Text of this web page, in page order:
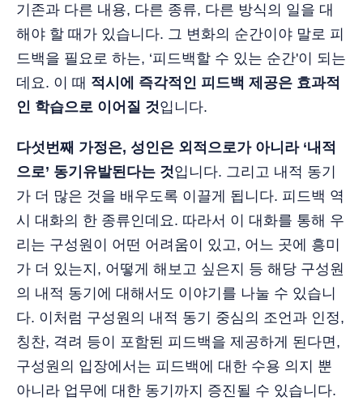
기존과 다른 내용, 다른 종류, 다른 방식의 일을 대
해야 할 때가 있습니다. 그 변화의 순간이야 말로 피
드백을 필요로 하는, ‘피드백할 수 있는 순간'이 되는
데요. 이 때 적시에 즉각적인 피드백 제공은 효과적
인 학습으로 이어질 것입니다.
다섯번째 가정은, 성인은 외적으로가 아니라 ‘내적
으로’ 동기유발된다는 것입니다. 그리고 내적 동기
가 더 많은 것을 배우도록 이끌게 됩니다. 피드백 역
시 대화의 한 종류인데요. 따라서 이 대화를 통해 우
리는 구성원이 어떤 어려움이 있고, 어느 곳에 흥미
가 더 있는지, 어떻게 해보고 싶은지 등 해당 구성원
의 내적 동기에 대해서도 이야기를 나눌 수 있습니
다. 이처럼 구성원의 내적 동기 중심의 조언과 인정,
칭찬, 격려 등이 포함된 피드백을 제공하게 된다면,
구성원의 입장에서는 피드백에 대한 수용 의지 뿐
아니라 업무에 대한 동기까지 증진될 수 있습니다.